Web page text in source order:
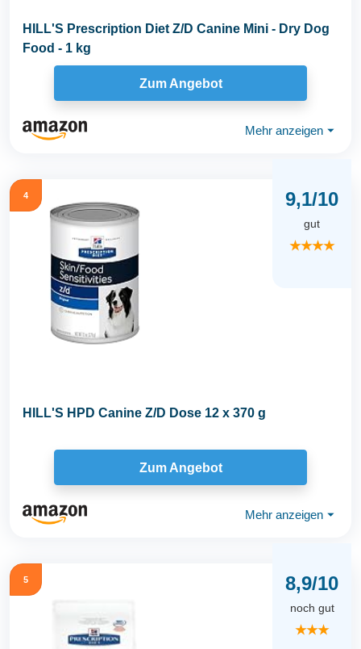
HILL'S Prescription Diet Z/D Canine Mini - Dry Dog
Food - 1 kg
Zum Angebot
Mehr anzeigen ⏷
4 9,1/10
gut
★★★★
HILL'S HPD Canine Z/D Dose 12 x 370 g
Zum Angebot
Mehr anzeigen ⏷
5 8,9/10
noch gut
★★★